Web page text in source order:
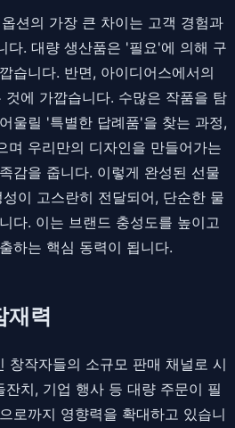
션의 가장 큰 차이는 고객 경험과
다. 대량 생산품은 '필요'에 의해 구
습니다. 반면, 아이디어스에서의
에 가깝습니다. 수많은 작품을 탐
울릴 '특별한 답례품'을 찾는 과정,
며 우리만의 디자인을 만들어가는
감을 줍니다. 이렇게 완성된 선물
이 고스란히 전달되어, 단순한 물
다. 이는 브랜드 충성도를 높이고
하는 핵심 동력이 됩니다.
재력
창작자들의 소규모 판매 채널로 시
치, 기업 행사 등 대량 주문이 필
로까지 영향력을 확대하고 있습니